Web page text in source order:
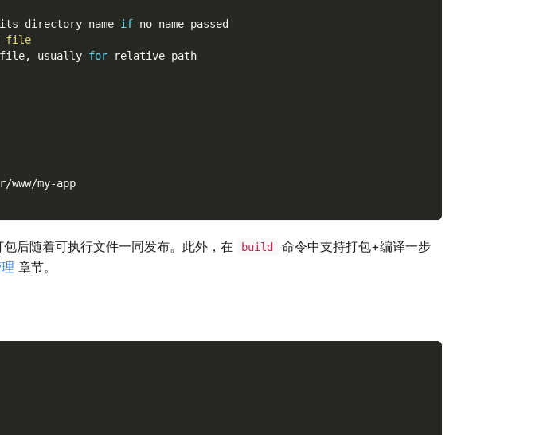
directory name if no name passed
file
file, usually for relative path
www/my-app
后随着可执行文件一同发布。此外，在 build
命令中支持打包+编译一步
章节。